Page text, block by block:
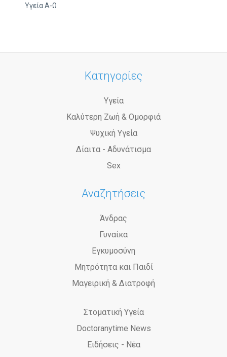
Υγεία Α-Ω
Κατηγορίες
Υγεία
Καλύτερη Ζωή & Ομορφιά
Ψυχική Υγεία
Δίαιτα - Αδυνάτισμα
Sex
Αναζητήσεις
Άνδρας
Γυναίκα
Εγκυμοσύνη
Μητρότητα και Παιδί
Μαγειρική & Διατροφή
Στοματική Υγεία
Doctoranytime News
Ειδήσεις - Νέα